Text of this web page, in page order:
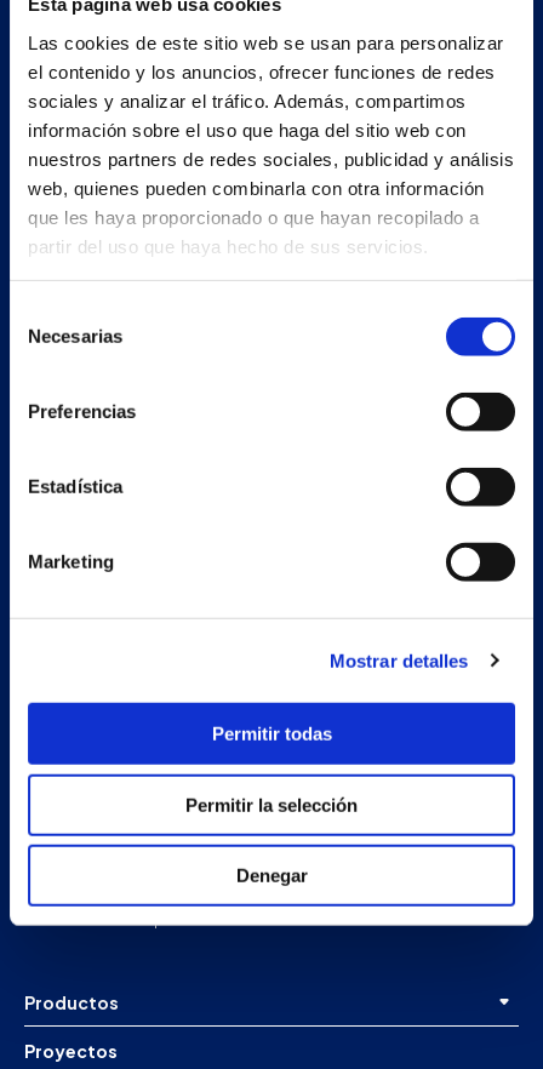
Las cookies de este sitio web se usan para personalizar
el contenido y los anuncios, ofrecer funciones de redes
sociales y analizar el tráfico. Además, compartimos
información sobre el uso que haga del sitio web con
nuestros partners de redes sociales, publicidad y análisis
web, quienes pueden combinarla con otra información
que les haya proporcionado o que hayan recopilado a
partir del uso que haya hecho de sus servicios.
Necesarias
Preferencias
Estadística
Marketing
Mostrar detalles
Permitir todas
Permitir la selección
Denegar
Nave principal y oficinas
Estrada Porto Cabeiro, 35
Vilar de Infesta 36815
Redondela
Pontevedra - España
+34 986 226 622
info@petertaboada.com
Estrada Porto Cabeiro, 68
Productos
Proyectos